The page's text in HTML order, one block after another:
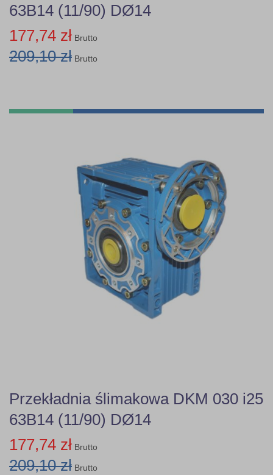
63B14 (11/90) DØ14
177,74 zł Brutto
209,10 zł Brutto
Przekładnia ślimakowa DKM 030 i25
63B14 (11/90) DØ14
177,74 zł Brutto
209,10 zł Brutto